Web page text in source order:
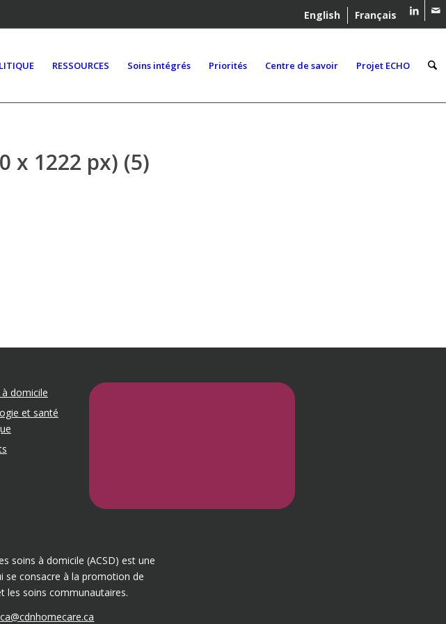
English Français
RESSOURCES Soins intégrés Priorités Centre de savoir Projet ECHO
x 1222 px) (5)
domicile
et santé
soins à domicile (ACSD) est une
se consacre à la promotion de
les soins communautaires.